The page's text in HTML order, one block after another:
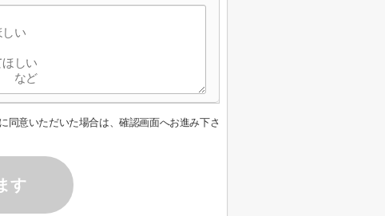
同意いただいた場合は、確認画面へお進み下さ
す